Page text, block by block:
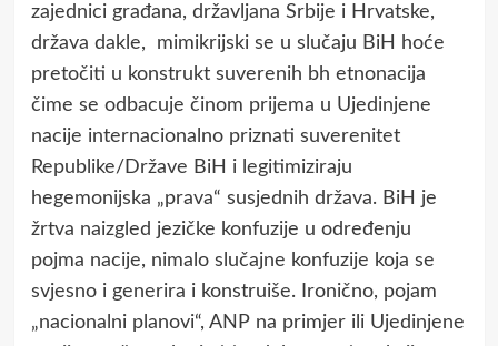
zajednici građana, državljana Srbije i Hrvatske,
država dakle, mimikrijski se u slučaju BiH hoće
pretočiti u konstrukt suverenih bh etnonacija
čime se odbacuje činom prijema u Ujedinjene
nacije internacionalno priznati suverenitet
Republike/Države BiH i legitimiziraju
hegemonijska „prava“ susjednih država. BiH je
žrtva naizgled jezičke konfuzije u određenju
pojma nacije, nimalo slučajne konfuzije koja se
svjesno i generira i konstruiše. Ironično, pojam
„nacionalni planovi“, ANP na primjer ili Ujedinjene